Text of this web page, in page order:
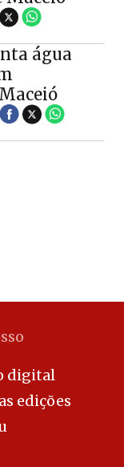
água
digital
edições